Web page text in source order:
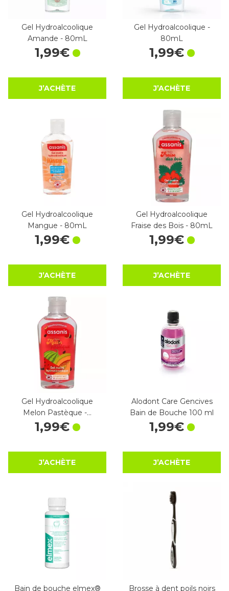
Gel Hydroalcoolique
Amande - 80mL
1,99€
J’ACHÈTE
Gel Hydroalcoolique -
80mL
1,99€
J’ACHÈTE
Gel Hydroalcoolique
Mangue - 80mL
1,99€
J’ACHÈTE
Gel Hydroalcoolique
Fraise des Bois - 80mL
1,99€
J’ACHÈTE
Gel Hydroalcoolique
Melon Pastèque -…
1,99€
J’ACHÈTE
Alodont Care Gencives
Bain de Bouche 100 ml
1,99€
J’ACHÈTE
Bain de bouche elmex® Brosse à dent poils noirs